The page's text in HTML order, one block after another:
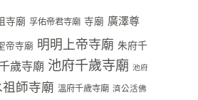
寺廟 孚佑帝君寺廟 寺廟 廣澤尊
帝寺廟 明明上帝寺廟 朱府千
歲寺廟 池府千歲寺廟 池府
師寺廟 溫府千歲寺廟 濟公活佛